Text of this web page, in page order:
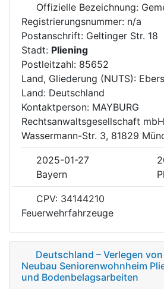
Offizielle Bezeichnung:
Registrierungsnummer: n/a
Postanschrift: Geltinger Str. 18
Stadt: Pliening
Postleitzahl: 85652
Land, Gliederung (NUTS):
Land: Deutschland
Kontaktperson: MAYBURG
Rechtsanwaltsgesellschaft
Wassermann-Str. 3, 81829
2025-01-27
Bayern
CPV: 34144210
Feuerwehrfahrzeuge
Deutschland – Verlegen
Neubau Seniorenwohnheim
und Bodenbelagsarbeiten